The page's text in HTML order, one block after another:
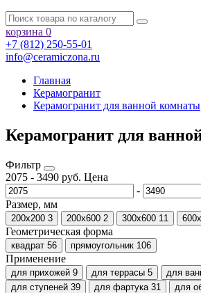
корзина 0
+7 (812) 250-55-01
info@ceramiczona.ru
Главная
Керамогранит
Керамогранит для ванной комнаты
Керамогранит для
Фильтр
2075 - 3490 руб. Цена
-
Размер, мм
200x200 3 200х600 2 300х600 11
Геометрическая форма
квадрат 56 прямоугольник 106
Применение
для прихожей 9 для террасы 5 для
для ступеней 39 для фартука 31 для